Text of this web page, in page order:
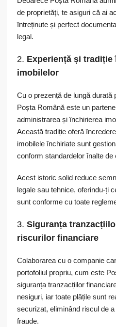
de proprietăți, te asiguri că ai
întreținute și perfect
legal.
2. Experiență și tradiție
imobilelor
Cu o prezență de lungă durată
Poșta Română este un
administrarea și închirierea
Această tradiție oferă
imobilele închiriate sunt
conform standardelor înalte de
Acest istoric solid reduce
legale sau tehnice, oferindu-ți
sunt conforme cu toate
3. Siguranța
riscurilor financiare
Colaborarea cu o companie
portofoliul propriu, cum este
siguranța tranzacțiilor
nesiguri, iar toate plățile sunt
securizat, eliminând riscul de
fraude.